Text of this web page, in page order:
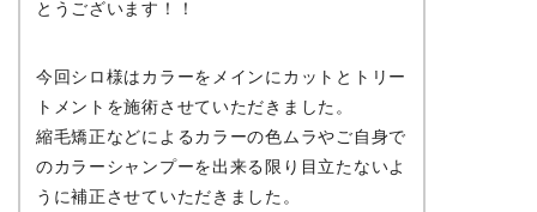
とうございます！！
今回シロ様はカラーをメインにカットとトリー
トメントを施術させていただきました。
縮毛矯正などによるカラーの色ムラやご自身で
のカラーシャンプーを出来る限り目立たないよ
うに補正させていただきました。